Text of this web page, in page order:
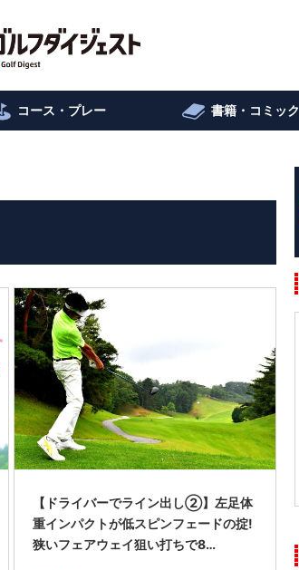
コース・プレー 書籍・コミック
【ドライバーでライン出し②】左足体
重インパクトが低スピンフェードの掟!
狭いフェアウェイ狙い打ちで8…